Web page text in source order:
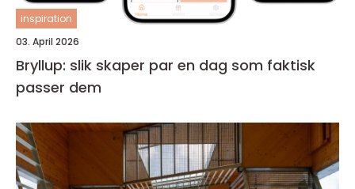
inspiration
03. April 2026
Bryllup: slik skaper par en dag som faktisk
passer dem